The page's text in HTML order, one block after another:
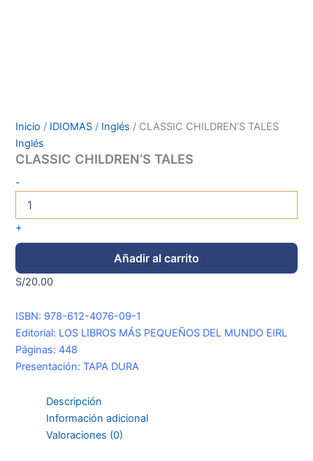
Inicio / IDIOMAS / Inglés / CLASSIC CHILDREN’S TALES
Inglés
CLASSIC CHILDREN’S TALES
-
+
Añadir al carrito
S/20.00
ISBN: 978-612-4076-09-1
Editorial: LOS LIBROS MÁS PEQUEÑOS DEL MUNDO EIRL
Páginas: 448
Presentación: TAPA DURA
Descripción
Información adicional
Valoraciones (0)